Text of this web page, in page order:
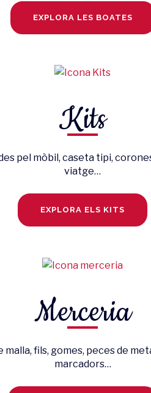
EXPLORA LES BOATES
Kits
pel mòbil, caseta tipi,
viatge…
EXPLORA ELS KITS
Merceria
fils, gomes, peces de
marcadors…